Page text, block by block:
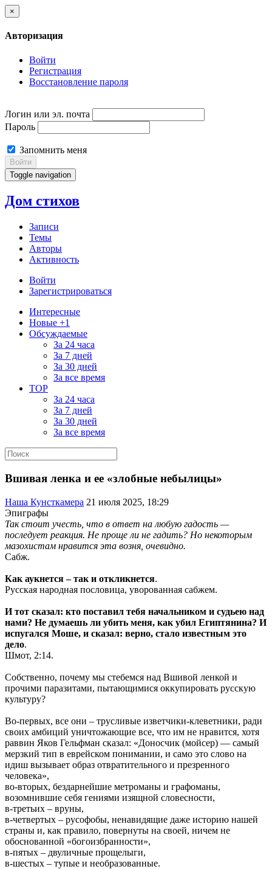
×
Авторизация
Войти
Регистрация
Восстановление пароля
Логин или эл. почта
Пароль
Запомнить меня
Войти
Toggle navigation
Дом стихов
Записи
Темы
Авторы
Активность
Войти
Зарегистрироваться
Интересные
Новые +1
Обсуждаемые
За 24 часа
За 7 дней
За 30 дней
За все время
TOP
За 24 часа
За 7 дней
За 30 дней
За все время
Вшивая ленка и ее «злобные небылицы»
Наша Кунсткамера 21 июля 2025, 18:29
Эпиграфы
Так стоит учесть, что в ответ на любую гадость —
последует реакция. Не проще ли не гадить? Но некоторым
мазохистам нравится эта возня, очевидно.
Сабж.
Как аукнется – так и откликнется.
Русская народная пословица, уворованная сабжем.
И тот сказал: кто поставил тебя начальником и судьею над
нами? Не думаешь ли убить меня, как убил Египтянина? И
испугался Моше, и сказал: верно, стало известным это
дело.
Шмот, 2:14.
Собственно, почему мы стебемся над Вшивой ленкой и
прочими паразитами, пытающимися оккупировать русскую
культуру?
Во-первых, все они – трусливые изветчики-клеветники, ради
своих амбиций уничтожающие все, что им не нравится, хотя
раввин Яков Гельфман сказал: «Доносчик (мойсер) — самый
мерзкий тип в еврейском понимании, и само это слово на
идиш вызывает образ отвратительного и презренного
человека»,
во-вторых, бездарнейшие метроманы и графоманы,
возомнившие себя гениями изящной словесности,
в-третьих – вруны,
в-четвертых – русофобы, ненавидящие даже историю нашей
страны и, как правило, повернуты на своей, ничем не
обоснованной «богоизбранности»,
в-пятых – двуличные прощелыги,
в-шестых – тупые и необразованные.